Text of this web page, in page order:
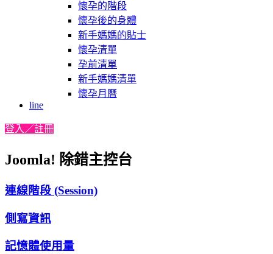
懷孕的階段
懷孕後的身體
新手媽媽的貼士
懷孕清單
孕前清單
新手媽媽清單
懷孕月曆
line
登入／註冊
Joomla! 除錯主控台
連線階段 (Session)
側寫資訊
記憶體使用量